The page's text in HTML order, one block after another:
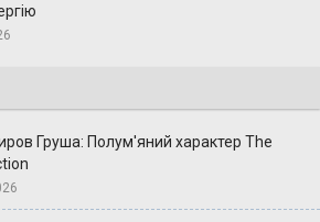
Груша: Полум'яний характер The